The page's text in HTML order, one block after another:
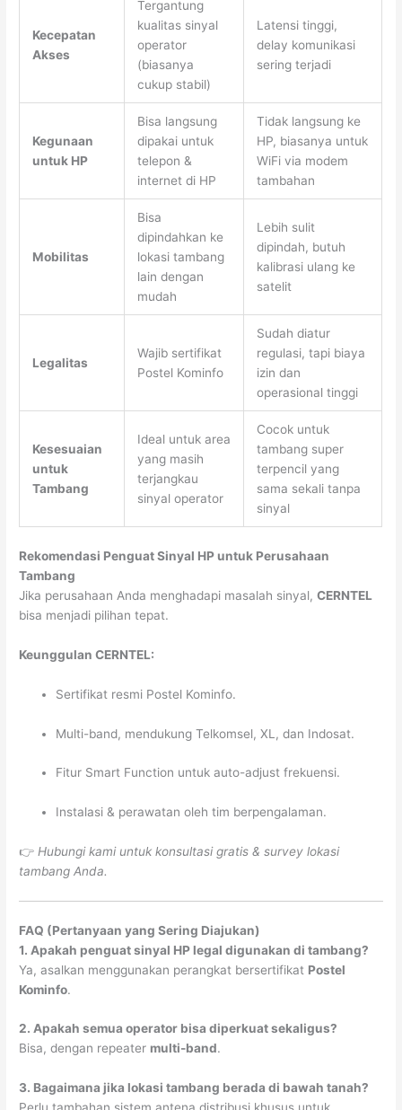
Kecepatan
Akses
Tergantung
kualitas sinyal
operator
(biasanya
cukup stabil)
Latensi tinggi,
delay komunikasi
sering terjadi
Kegunaan
untuk HP
Bisa langsung
dipakai untuk
telepon &
internet di HP
Tidak langsung ke
HP, biasanya untuk
WiFi via modem
tambahan
Mobilitas
Bisa
dipindahkan ke
lokasi tambang
lain dengan
mudah
Lebih sulit
dipindah, butuh
kalibrasi ulang ke
satelit
Legalitas
Wajib sertifikat
Postel Kominfo
Sudah diatur
regulasi, tapi biaya
izin dan
operasional tinggi
Kesesuaian
untuk
Tambang
Ideal untuk area
yang masih
terjangkau
sinyal operator
Cocok untuk
tambang super
terpencil yang
sama sekali tanpa
sinyal
Rekomendasi Penguat Sinyal HP untuk Perusahaan
Tambang
Jika perusahaan Anda menghadapi masalah sinyal,CERNTEL
bisa menjadi pilihan tepat.
Keunggulan CERNTEL:
Sertifikat resmi Postel Kominfo.
Multi-band, mendukung Telkomsel, XL, dan Indosat.
Fitur Smart Function untuk auto-adjust frekuensi.
Instalasi & perawatan oleh tim berpengalaman.
👉 Hubungi kami untuk konsultasi gratis & survey lokasi
tambang Anda.
FAQ (Pertanyaan yang Sering Diajukan)
1. Apakah penguat sinyal HP legal digunakan di tambang?
Ya, asalkan menggunakan perangkat bersertifikat Postel
Kominfo.
2. Apakah semua operator bisa diperkuat sekaligus?
Bisa, dengan repeater multi-band.
3. Bagaimana jika lokasi tambang berada di bawah tanah?